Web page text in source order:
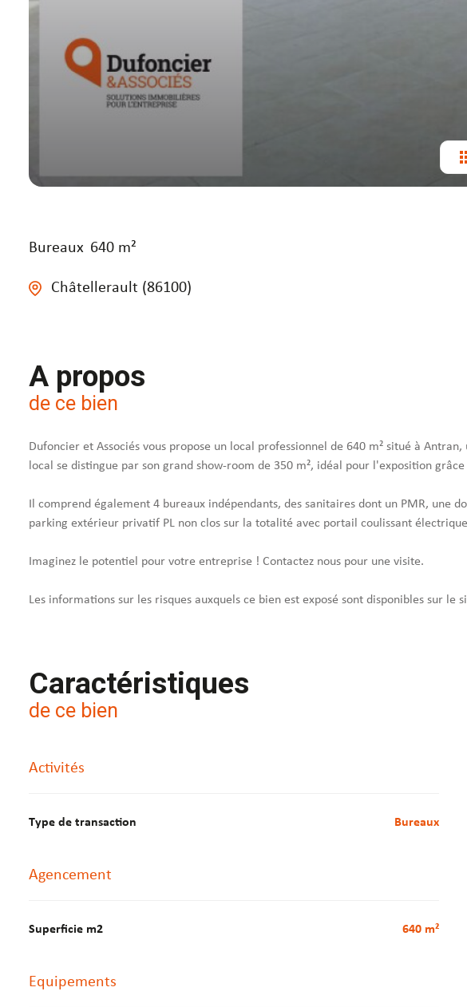
Bureaux 640 m²
Châtellerault (86100)
A propos
de ce bien
Dufoncier et Associés vous propose un local professionnel de 640 m² situé à
local se distingue par son grand show-room de 350 m², idéal pour l'exposition
Il comprend également 4 bureaux indépendants, des sanitaires dont un PMR, une
parking extérieur privatif PL non clos sur la totalité avec portail coulissant
Imaginez le potentiel pour votre entreprise ! Contactez nous pour une visite.
Les informations sur les risques auxquels ce bien est exposé sont disponibles sur le
Caractéristiques
de ce bien
Activités
Type de transaction Bureaux
Agencement
Superficie m2 640 m²
Equipements